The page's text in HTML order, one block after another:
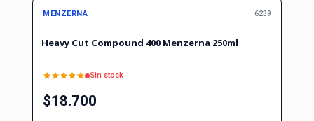
Agotado
MENZERNA 6239
Heavy Cut Compound 400 Menzerna 250ml
Sin stock
$18.700